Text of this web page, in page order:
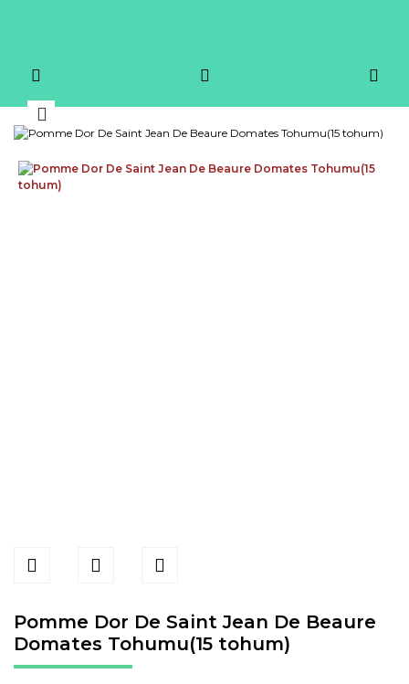
Pomme Dor De Saint Jean De Beaure
Domates Tohumu(15 tohum)